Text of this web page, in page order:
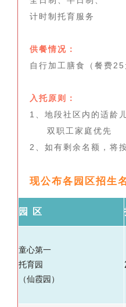
计时制托育服务
供餐情况：
自行加工膳食（餐费25
入托原则：
1、地段社区内的适龄
双职工家庭优先
2、如有剩余名额，将
现公布各园区招生
园 区
童心第一
托育园
（仙霞园）